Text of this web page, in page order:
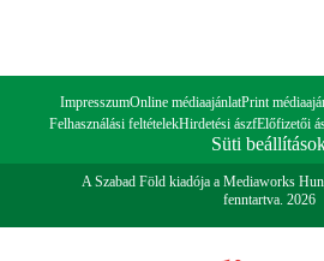
ImpresszumOnline médiaajánlatPrint
Felhasználási feltételekHirdetési ászfElőfizetői
Süti
A Szabad Föld kiadója a Mediaworks
fenntartva. 2026